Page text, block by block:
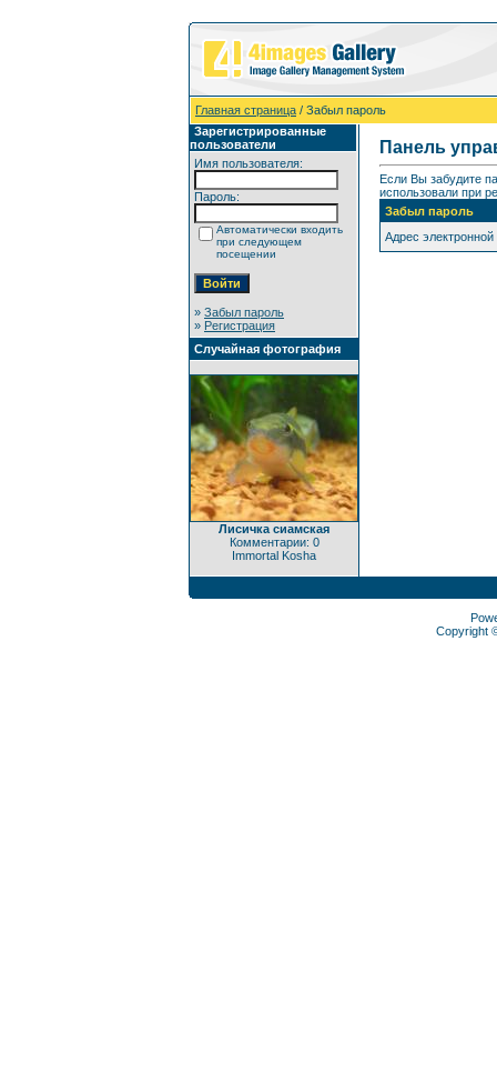
Главная страница / Забыл пароль
Зарегистрированные
пользователи
Имя пользователя:
Пароль:
Автоматически входить
при следующем
посещении
» Забыл пароль
» Регистрация
Случайная фотография
Лисичка сиамская
Комментарии: 0
Immortal Kosha
Панель
Если Вы забудите
использовали при
Забыл пароль
Адрес
Copyright